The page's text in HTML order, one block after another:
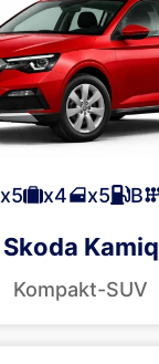
x5 x4 x5 B
Skoda Kamiq
Kompakt-SUV